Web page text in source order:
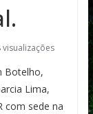
visualizações
Botelho,
Lima,
com sede na